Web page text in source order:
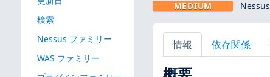
検索
Nessus ファミリー
WAS ファミリー
MEDIUM
情報 依存関係